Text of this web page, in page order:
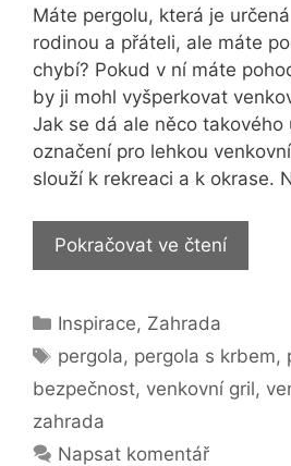
Máte pergolu, která je
rodinou a přáteli, ale máte
chybí? Pokud v ní máte
by ji mohl vyšperkovat
Jak se dá ale něco takového
označení pro lehkou
slouží k rekreaci a k okrase.
Pokračovat ve čteníJak
si
krb
Rubriky
Inspirace, Zahrada
Štítky
pergola, pergola s krbem,
bezpečnost, venkovní gril,
zahrada
Napsat komentář